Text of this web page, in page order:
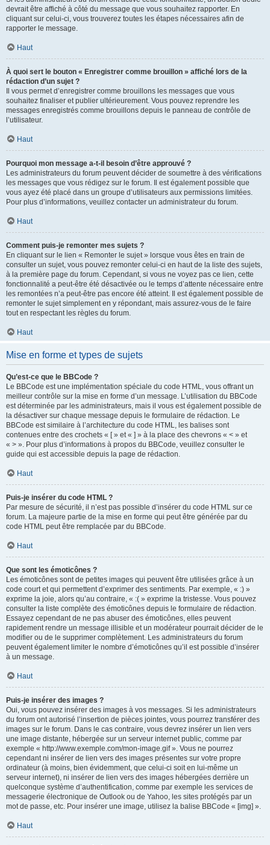
devrait être affiché à côté du message que vous souhaitez rapporter. En
cliquant sur celui-ci, vous trouverez toutes les étapes nécessaires afin de
rapporter le message.
Haut
À quoi sert le bouton « Enregistrer comme brouillon » affiché lors de la
rédaction d’un sujet ?
Il vous permet d’enregistrer comme brouillons les messages que vous
souhaitez finaliser et publier ultérieurement. Vous pouvez reprendre les
messages enregistrés comme brouillons depuis le panneau de contrôle de
l’utilisateur.
Haut
Pourquoi mon message a-t-il besoin d’être approuvé ?
Les administrateurs du forum peuvent décider de soumettre à des vérifications
les messages que vous rédigez sur le forum. Il est également possible que
vous ayez été placé dans un groupe d’utilisateurs aux permissions limitées.
Pour plus d’informations, veuillez contacter un administrateur du forum.
Haut
Comment puis-je remonter mes sujets ?
En cliquant sur le lien « Remonter le sujet » lorsque vous êtes en train de
consulter un sujet, vous pouvez remonter celui-ci en haut de la liste des sujets,
à la première page du forum. Cependant, si vous ne voyez pas ce lien, cette
fonctionnalité a peut-être été désactivée ou le temps d’attente nécessaire entre
les remontées n’a peut-être pas encore été atteint. Il est également possible de
remonter le sujet simplement en y répondant, mais assurez-vous de le faire
tout en respectant les règles du forum.
Haut
Mise en forme et types de sujets
Qu’est-ce que le BBCode ?
Le BBCode est une implémentation spéciale du code HTML, vous offrant un
meilleur contrôle sur la mise en forme d’un message. L’utilisation du BBCode
est déterminée par les administrateurs, mais il vous est également possible de
la désactiver sur chaque message depuis le formulaire de rédaction. Le
BBCode est similaire à l’architecture du code HTML, les balises sont
contenues entre des crochets « [ » et « ] » à la place des chevrons « < » et
« > ». Pour plus d’informations à propos du BBCode, veuillez consulter le
guide qui est accessible depuis la page de rédaction.
Haut
Puis-je insérer du code HTML ?
Par mesure de sécurité, il n’est pas possible d’insérer du code HTML sur ce
forum. La majeure partie de la mise en forme qui peut être générée par du
code HTML peut être remplacée par du BBCode.
Haut
Que sont les émoticônes ?
Les émoticônes sont de petites images qui peuvent être utilisées grâce à un
code court et qui permettent d’exprimer des sentiments. Par exemple, « :) »
exprime la joie, alors qu’au contraire, « :( » exprime la tristesse. Vous pouvez
consulter la liste complète des émoticônes depuis le formulaire de rédaction.
Essayez cependant de ne pas abuser des émoticônes, elles peuvent
rapidement rendre un message illisible et un modérateur pourrait décider de le
modifier ou de le supprimer complètement. Les administrateurs du forum
peuvent également limiter le nombre d’émoticônes qu’il est possible d’insérer
à un message.
Haut
Puis-je insérer des images ?
Oui, vous pouvez insérer des images à vos messages. Si les administrateurs
du forum ont autorisé l’insertion de pièces jointes, vous pourrez transférer des
images sur le forum. Dans le cas contraire, vous devrez insérer un lien vers
une image distante, hébergée sur un serveur internet public, comme par
exemple « http://www.exemple.com/mon-image.gif ». Vous ne pourrez
cependant ni insérer de lien vers des images présentes sur votre propre
ordinateur (à moins, bien évidemment, que celui-ci soit en lui-même un
serveur internet), ni insérer de lien vers des images hébergées derrière un
quelconque système d’authentification, comme par exemple les services de
messagerie électronique de Outlook ou de Yahoo, les sites protégés par un
mot de passe, etc. Pour insérer une image, utilisez la balise BBCode « [img] ».
Haut